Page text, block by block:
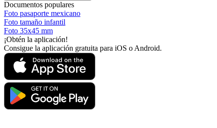
Documentos populares
Foto pasaporte mexicano
Foto tamaño infantil
Foto 35x45 mm
¡Obtén la aplicación!
Consigue la aplicación gratuita para iOS o Android.